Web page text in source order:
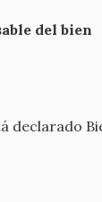
del bien
declarado